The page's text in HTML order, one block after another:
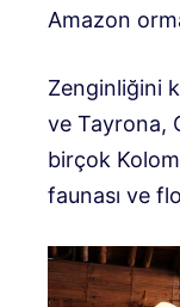
Amazon
Zenginliğini
ve Tayrona,
birçok
faunası ve